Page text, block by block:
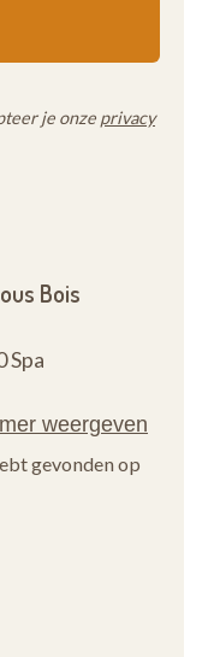
le moment
Prenez
je onze privacy
Bois
Spa
gevonden op